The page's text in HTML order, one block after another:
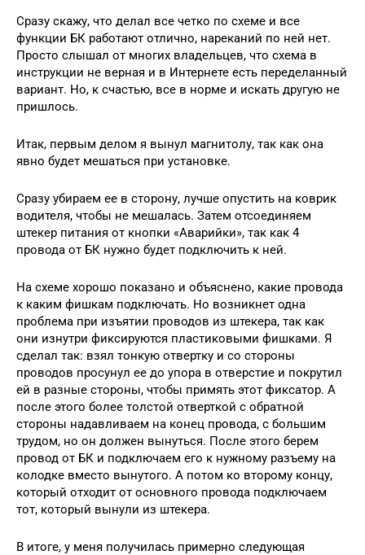
Сразу скажу, что делал все четко по схеме и все
функции БК работают отлично, нареканий по ней нет.
Просто слышал от многих владельцев, что схема в
инструкции не верная и в Интернете есть переделанный
вариант. Но, к счастью, все в норме и искать другую не
пришлось.
Итак, первым делом я вынул магнитолу, так как она
явно будет мешаться при установке.
Сразу убираем ее в сторону, лучше опустить на коврик
водителя, чтобы не мешалась. Затем отсоединяем
штекер питания от кнопки «Аварийки», так как 4
провода от БК нужно будет подключить к ней.
На схеме хорошо показано и объяснено, какие провода
к каким фишкам подключать. Но возникнет одна
проблема при изъятии проводов из штекера, так как
они изнутри фиксируются пластиковыми фишками. Я
сделал так: взял тонкую отвертку и со стороны
проводов просунул ее до упора в отверстие и покрутил
ей в разные стороны, чтобы примять этот фиксатор. А
после этого более толстой отверткой с обратной
стороны надавливаем на конец провода, с большим
трудом, но он должен вынуться. После этого берем
провод от БК и подключаем его к нужному разъему на
колодке вместо вынутого. А потом ко второму концу,
который отходит от основного провода подключаем
тот, который вынули из штекера.
В итоге, у меня получилась примерно следующая